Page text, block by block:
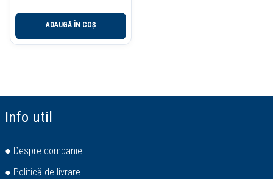
ADAUGĂ ÎN COȘ
Info util
● Despre companie
● Politică de livrare